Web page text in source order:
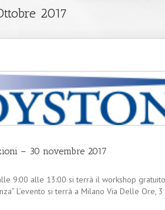
2017
– 30 novembre 2017
9:00 alle 13:00 si terrà il workshop
L’evento si terrà a Milano Via Delle Ore,